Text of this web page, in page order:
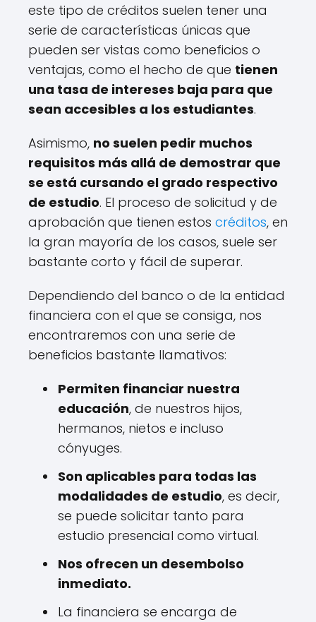
este tipo de créditos suelen tener una
serie de características únicas que
pueden ser vistas como beneficios o
ventajas, como el hecho de que tienen
una tasa de intereses baja para que
sean accesibles a los estudiantes.
Asimismo, no suelen pedir muchos
requisitos más allá de demostrar que
se está cursando el grado respectivo
de estudio. El proceso de solicitud y de
aprobación que tienen estos créditos, en
la gran mayoría de los casos, suele ser
bastante corto y fácil de superar.
Dependiendo del banco o de la entidad
financiera con el que se consiga, nos
encontraremos con una serie de
beneficios bastante llamativos:
Permiten financiar nuestra
educación, de nuestros hijos,
hermanos, nietos e incluso
cónyuges.
Son aplicables para todas las
modalidades de estudio, es decir,
se puede solicitar tanto para
estudio presencial como virtual.
Nos ofrecen un desembolso
inmediato.
La financiera se encarga de